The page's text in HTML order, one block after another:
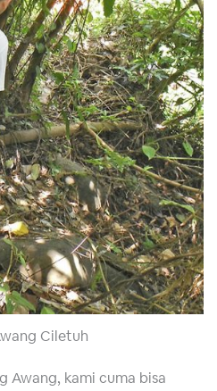
Ciletuh
Awang, kami cuma bisa